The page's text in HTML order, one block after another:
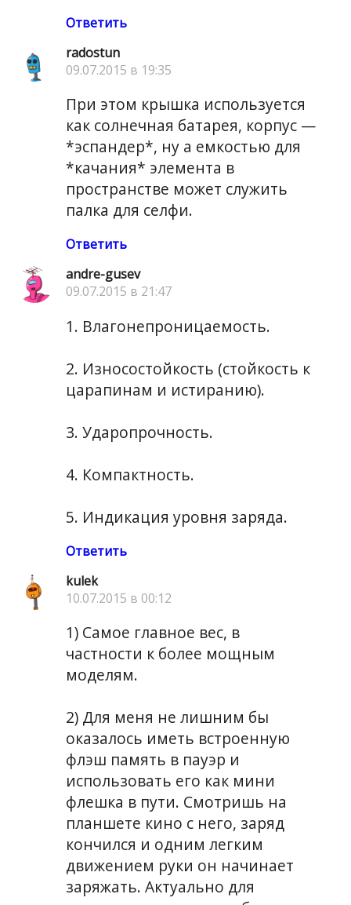
Ответить
radostun
09.07.2015 в 19:35
При этом крышка используется
как солнечная батарея, корпус —
*эспандер*, ну а емкостью для
*качания* элемента в
пространстве может служить
палка для селфи.
Ответить
andre-gusev
09.07.2015 в 21:47
1. Влагонепроницаемость.
2. Износостойкость (стойкость к
царапинам и истиранию).
3. Ударопрочность.
4. Компактность.
5. Индикация уровня заряда.
Ответить
kulek
10.07.2015 в 00:12
1) Самое главное вес, в
частности к более мощным
моделям.
2) Для меня не лишним бы
оказалось иметь встроенную
флэш память в пауэр и
использовать его как мини
флешка в пути. Смотришь на
планшете кино с него, заряд
кончился и одним легким
движением руки он начинает
заряжать. Актуально для